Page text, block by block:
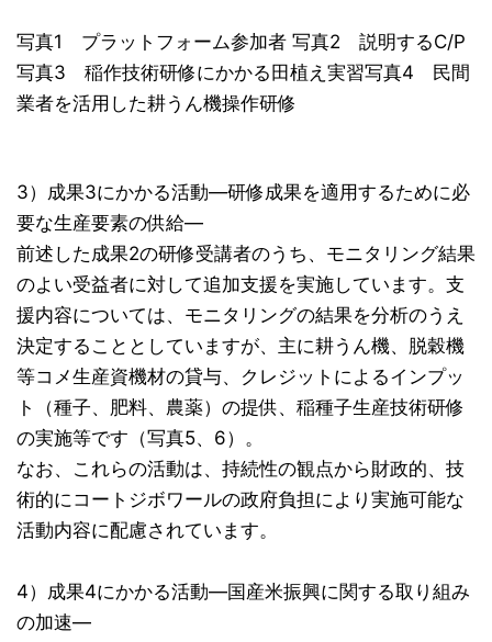
写真1 プラットフォーム参加者 写真2 説明するC/P
写真3 稲作技術研修にかかる田植え実習写真4 民間
業者を活用した耕うん機操作研修
3）成果3にかかる活動―研修成果を適用するために必
要な生産要素の供給―
前述した成果2の研修受講者のうち、モニタリング結果
のよい受益者に対して追加支援を実施しています。支
援内容については、モニタリングの結果を分析のうえ
決定することとしていますが、主に耕うん機、脱穀機
等コメ生産資機材の貸与、クレジットによるインプッ
ト（種子、肥料、農薬）の提供、稲種子生産技術研修
の実施等です（写真5、6）。
なお、これらの活動は、持続性の観点から財政的、技
術的にコートジボワールの政府負担により実施可能な
活動内容に配慮されています。
4）成果4にかかる活動―国産米振興に関する取り組み
の加速―